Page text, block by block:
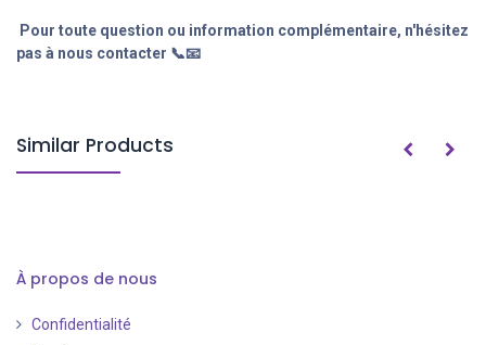
Pour toute question ou information complémentaire, n'hésitez
pas à nous contacter 📞📧
Similar Products
À propos de nous
Confidentialité